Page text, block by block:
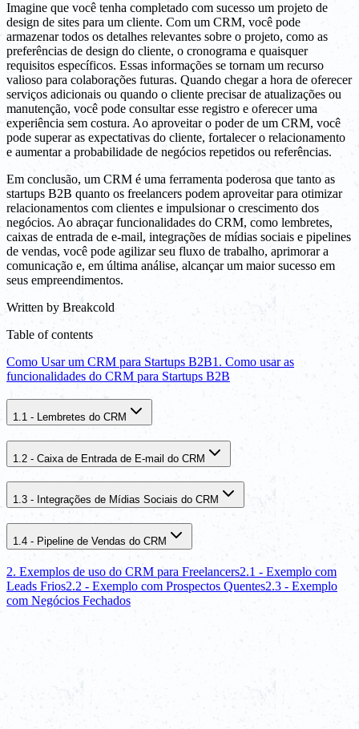
Imagine que você tenha completado com sucesso um projeto de
design de sites para um cliente. Com um CRM, você pode
armazenar todos os detalhes relevantes sobre o projeto, como as
preferências de design do cliente, o cronograma e quaisquer
requisitos específicos. Essas informações se tornam um recurso
valioso para colaborações futuras. Quando chegar a hora de oferecer
serviços adicionais ou quando o cliente precisar de atualizações ou
manutenção, você pode consultar esse registro e oferecer uma
experiência sem costura. Ao aproveitar o poder de um CRM, você
pode superar as expectativas do cliente, fortalecer o relacionamento
e aumentar a probabilidade de negócios repetidos ou referências.
Em conclusão, um CRM é uma ferramenta poderosa que tanto as
startups B2B quanto os freelancers podem aproveitar para otimizar
relacionamentos com clientes e impulsionar o crescimento dos
negócios. Ao abraçar funcionalidades do CRM, como lembretes,
caixas de entrada de e-mail, integrações de mídias sociais e pipelines
de vendas, você pode agilizar seu fluxo de trabalho, aprimorar a
comunicação e, em última análise, alcançar um maior sucesso em
seus empreendimentos.
Written by Breakcold
Table of contents
Como Usar um CRM para Startups B2B1. Como usar as
funcionalidades do CRM para Startups B2B
1.1 - Lembretes do CRM
1.2 - Caixa de Entrada de E-mail do CRM
1.3 - Integrações de Mídias Sociais do CRM
1.4 - Pipeline de Vendas do CRM
2. Exemplos de uso do CRM para Freelancers2.1 - Exemplo com
Leads Frios2.2 - Exemplo com Prospectos Quentes2.3 - Exemplo
com Negócios Fechados